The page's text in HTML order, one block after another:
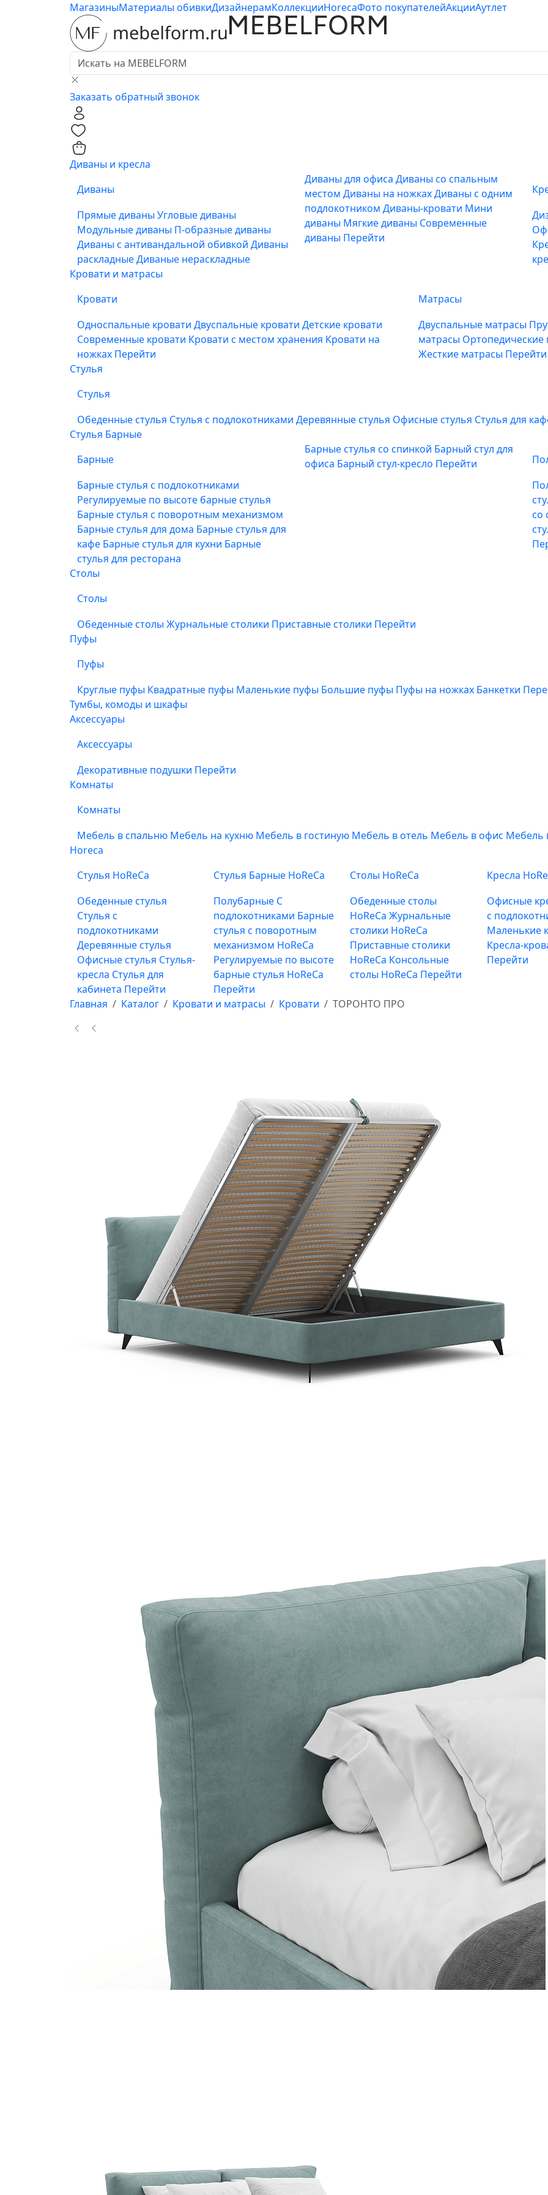
МагазиныМатериалы обивкиДизайнерамКоллекцииHorecaФото покупателейАкцииАутлет
Заказать обратный звонок
Диваны и кресла
Диваны
Прямые диваны Угловые диваны
Модульные диваны П-образные диваны
Диваны с антивандальной обивкой Диваны
раскладныеДиваные нераскладные
Диваны для офиса Диваны со спальным
местом Диваны на ножкахДиваны с одним
подлокотником Диваны-кровати Мини
диваны Мягкие диваны Современные
диваны Перейти
Кровати и матрасы
Кровати
Односпальные кровати Двуспальные кровати Детские кровати
Современные кровати Кровати с местом хранения Кровати на
ножках Перейти
Матрасы
Двуспальные матрасы
матрасы
Жесткие матрасы Перейти
Стулья
Стулья
Обеденные стулья Стулья с подлокотниками Деревянные стулья Офисные стулья Стулья для
Стулья Барные
Барные
Барные стулья с подлокотниками
Регулируемые по высоте барные стулья
Барные стулья с поворотным механизмом
Барные стулья для дома Барные стулья для
кафе Барные стулья для кухни Барные
стулья для ресторана
Барные стулья со спинкой Барный стул для
офиса Барный стул-кресло Перейти
со
Столы
Столы
Обеденные столы Журнальные столики Приставные столики Перейти
Пуфы
Пуфы
Круглые пуфы Квадратные пуфы Маленькие пуфы Большие пуфы Пуфы на ножках Банкетки
Тумбы, комоды и шкафы
Аксессуары
Аксессуары
Декоративные подушки Перейти
Комнаты
Комнаты
Мебель в спальню Мебель на кухню Мебель в гостиную Мебель в отель Мебель в офис Мебель
Horeca
Стулья HoReCa
Обеденные стулья
Стулья с
подлокотниками
Деревянные стулья
Офисные стулья Стулья-
кресла Стулья для
кабинета Перейти
Стулья Барные HoReCa
Полубарные С
подлокотниками Барные
стулья с поворотным
механизмом HoReCa
Регулируемые по высоте
барные стулья HoReCa
Перейти
Столы HoReCa
Обеденные столы
HoReCaЖурнальные
столики HoReCa
Приставные столики
HoReCa Консольные
столы HoReCa Перейти
Кресла
Офисные
с
Маленькие
Кресла-
Перейти
Главная Каталог Кровати и матрасы Кровати ТОРОНТО ПРО